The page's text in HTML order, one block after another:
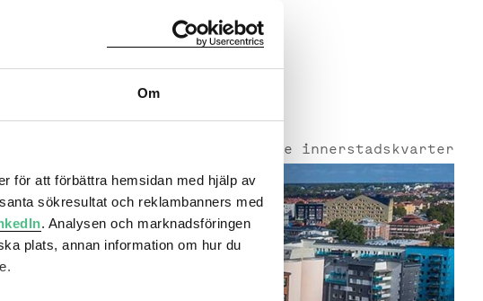
Om
för att förbättra hemsidan med hjälp av
sökresultat och reklambanners med
. Analysen och marknadsföringen
plats, annan information om hur du
byggnader och
av
ny stadsdel och
Levande innerstadskvarter